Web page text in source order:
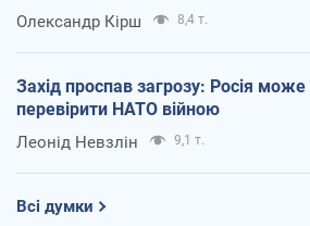
Олександр Кірш 8,4 т.
Захід проспав загрозу: Росія може
перевірити НАТО війною
Леонід Невзлін 9,1 т.
Всі думки